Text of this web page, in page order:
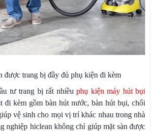
được trang bị đầy đủ phụ kiện đi kèm
tư trang bị rất nhiều phụ kiện máy hút bụi
đi kèm gồm bàn hút nước, bàn hút bụi, chổi
vệ sinh cho mọi vị trí khác nhau trong nhà
nghiệp hiclean không chỉ giúp mặt sàn được